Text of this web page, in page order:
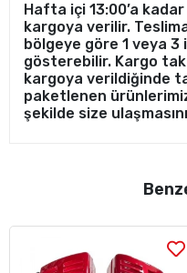
Hafta içi 13:00’a
kargoya verilir.
bölgeye göre 1 veya 3
gösterebilir. Kargo
kargoya verildiğinde
paketlenen
şekilde size